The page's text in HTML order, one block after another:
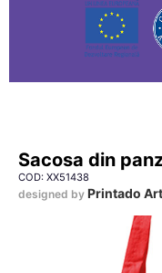
Sacosa din
COD: XX51438
designed by Printado Art